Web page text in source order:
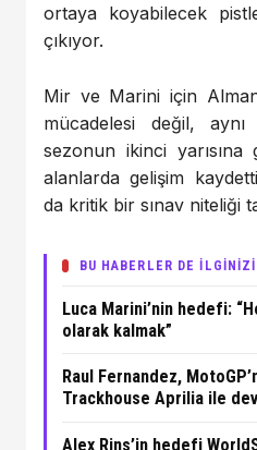
ortaya koyabilecek
çıkıyor.
Mir ve Marini için
mücadelesi değil, aynı
sezonun ikinci
alanlarda gelişim
da kritik bir sınav niteliği
BU HABERLER DE
Luca Marini’nin hedefi:
olarak kalmak”
Raul Fernandez,
Trackhouse Aprilia ile
Alex Rins’in hedefi